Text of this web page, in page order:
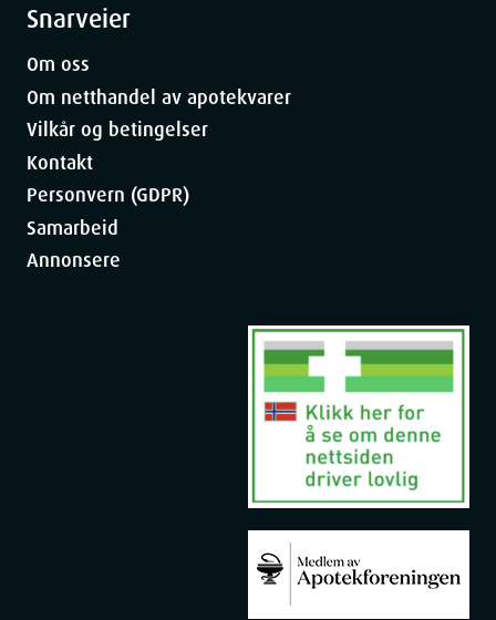
Snarveier
Om oss
Om netthandel av apotekvarer
Vilkår og betingelser
Kontakt
Personvern (GDPR)
Samarbeid
Annonsere